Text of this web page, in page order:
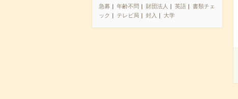
急募 年齢不問 財団法人 英語
書類チェ
ック
テレビ局 封入 大学